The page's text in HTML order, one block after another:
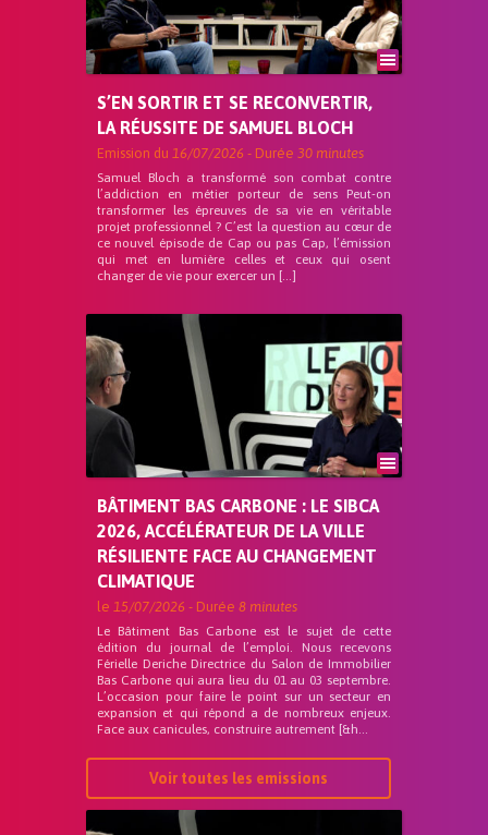
S’EN SORTIR ET SE RECONVERTIR,
LA RÉUSSITE DE SAMUEL BLOCH
Emission du 16/07/2026 - Durée 30 minutes
Samuel Bloch a transformé son combat contre
l’addiction en métier porteur de sens Peut-on
transformer les épreuves de sa vie en véritable
projet professionnel ? C’est la question au cœur de
ce nouvel épisode de Cap ou pas Cap, l’émission
qui met en lumière celles et ceux qui osent
changer de vie pour exercer un […]
BÂTIMENT BAS CARBONE : LE SIBCA
2026, ACCÉLÉRATEUR DE LA VILLE
RÉSILIENTE FACE AU CHANGEMENT
CLIMATIQUE
le 15/07/2026 - Durée 8 minutes
Le Bâtiment Bas Carbone est le sujet de cette
édition du journal de l’emploi. Nous recevons
Férielle Deriche Directrice du Salon de Immobilier
Bas Carbone qui aura lieu du 01 au 03 septembre.
L’occasion pour faire le point sur un secteur en
expansion et qui répond a de nombreux enjeux.
Face aux canicules, construire autrement [&h...
Voir toutes les emissions